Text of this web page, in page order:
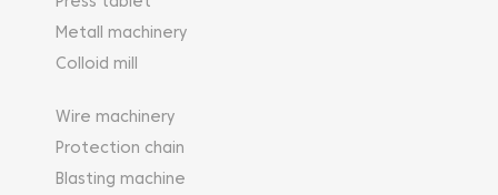
Metall machinery
Colloid mill
Wire machinery
Protection chain
Blasting machine